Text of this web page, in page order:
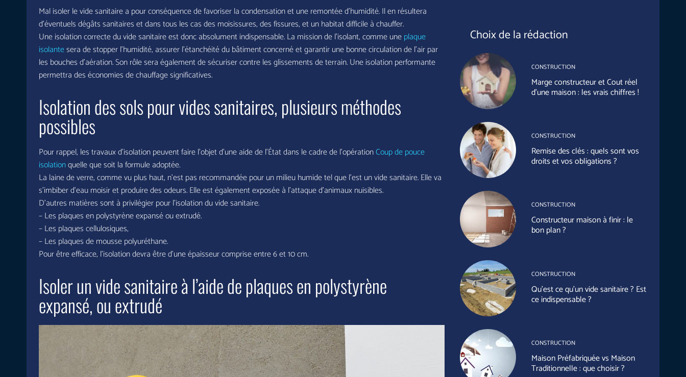
Mal isoler le vide sanitaire a pour conséquence de favoriser la condensation et une remontée d’humidité. Il en résultera
d’éventuels dégâts sanitaires et dans tous les cas des moisissures, des fissures, et un habitat difficile à chauffer.
Une isolation correcte du vide sanitaire est donc absolument indispensable. La mission de l’isolant, comme uneplaque
isolantesera de stopper l’humidité, assurer l’étanchéité du bâtiment concerné et garantir une bonne circulation de l’air par
les bouches d’aération. Son rôle sera également de sécuriser contre les glissements de terrain. Une isolation performante
permettra des économies de chauffage significatives.
Isolation des sols pour vides sanitaires, plusieurs méthodes
possibles
Pour rappel, les travaux d’isolation peuvent faire l’objet d’une aide de l’État dans le cadre de l’opérationCoup de pouce
isolationquelle que soit la formule adoptée.
La laine de verre, comme vu plus haut, n’est pas recommandée pour un milieu humide tel que l’est un vide sanitaire. Elle va
s’imbiber d’eau moisir et produire des odeurs. Elle est également exposée à l’attaque d’animaux nuisibles.
D’autres matières sont à privilégier pour l’isolation du vide sanitaire.
– Les plaques en polystyrène expansé ou extrudé.
– Les plaques cellulosiques,
– Les plaques de mousse polyuréthane.
Pour être efficace, l’isolation devra être d’une épaisseur comprise entre 6 et 10 cm.
Isoler un vide sanitaire à l’aide de plaques en polystyrène
expansé, ou extrudé
Choix de la rédaction
CONSTRUCTION
Marge constructeur et Cout réel
d’une maison : les vrais chiffres !
CONSTRUCTION
Remise des clés : quels sont vos
droits et vos obligations ?
CONSTRUCTION
Constructeur maison à finir : le
bon plan ?
CONSTRUCTION
Qu’est ce qu’un vide sanitaire ? Est
ce indispensable ?
CONSTRUCTION
Maison Préfabriquée vs Maison
Traditionnelle : que choisir ?